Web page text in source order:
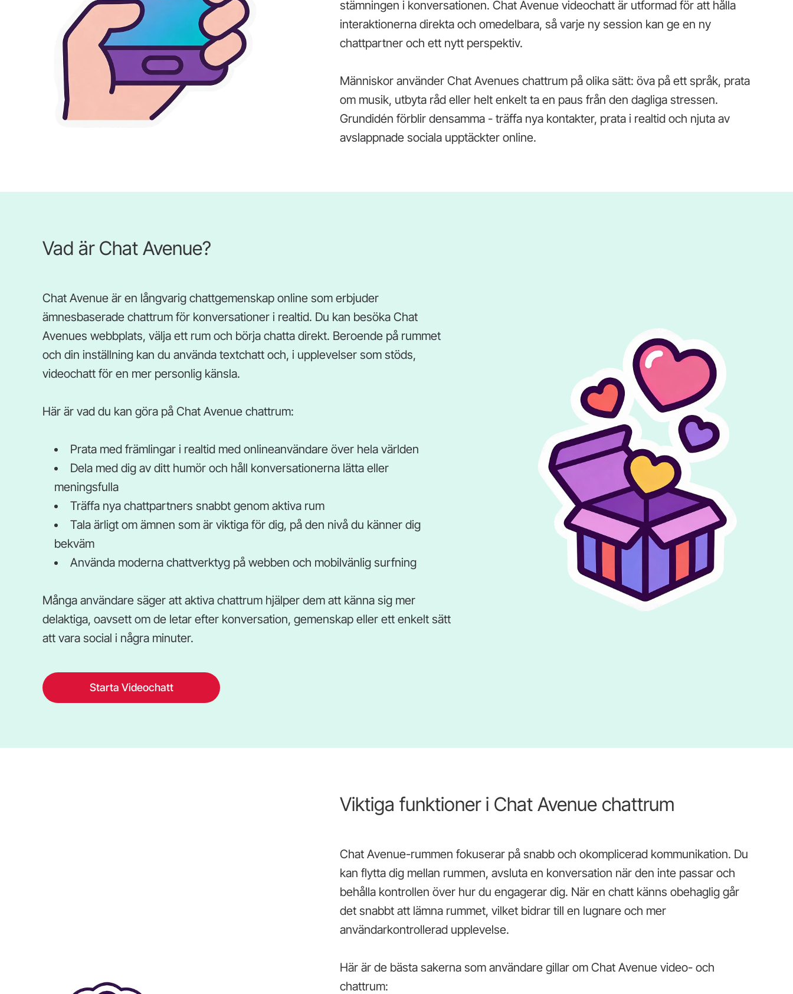
stämningen i konversationen. Chat Avenue videochatt är utformad för att hålla
interaktionerna direkta och omedelbara, så varje ny session kan ge en ny
chattpartner och ett nytt perspektiv.
Människor använder Chat Avenues chattrum på olika sätt: öva på ett språk, prata
om musik, utbyta råd eller helt enkelt ta en paus från den dagliga stressen.
Grundidén förblir densamma - träffa nya kontakter, prata i realtid och njuta av
avslappnade sociala upptäckter online.
Vad är Chat Avenue?
Chat Avenue är en långvarig chattgemenskap online som erbjuder
ämnesbaserade chattrum för konversationer i realtid. Du kan besöka Chat
Avenues webbplats, välja ett rum och börja chatta direkt. Beroende på rummet
och din inställning kan du använda textchatt och, i upplevelser som stöds,
videochatt för en mer personlig känsla.
Här är vad du kan göra på Chat Avenue chattrum:
Prata med främlingar i realtid med onlineanvändare över hela världen
Dela med dig av ditt humör och håll konversationerna lätta eller
meningsfulla
Träffa nya chattpartners snabbt genom aktiva rum
Tala ärligt om ämnen som är viktiga för dig, på den nivå du känner dig
bekväm
Använda moderna chattverktyg på webben och mobilvänlig surfning
Många användare säger att aktiva chattrum hjälper dem att känna sig mer
delaktiga, oavsett om de letar efter konversation, gemenskap eller ett enkelt sätt
att vara social i några minuter.
Starta Videochatt
Viktiga funktioner i Chat Avenue chattrum
Chat Avenue-rummen fokuserar på snabb och okomplicerad kommunikation. Du
kan flytta dig mellan rummen, avsluta en konversation när den inte passar och
behålla kontrollen över hur du engagerar dig. När en chatt känns obehaglig går
det snabbt att lämna rummet, vilket bidrar till en lugnare och mer
användarkontrollerad upplevelse.
Här är de bästa sakerna som användare gillar om Chat Avenue video- och
chattrum: